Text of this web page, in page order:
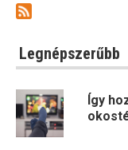
Legnépszerűbb
Így